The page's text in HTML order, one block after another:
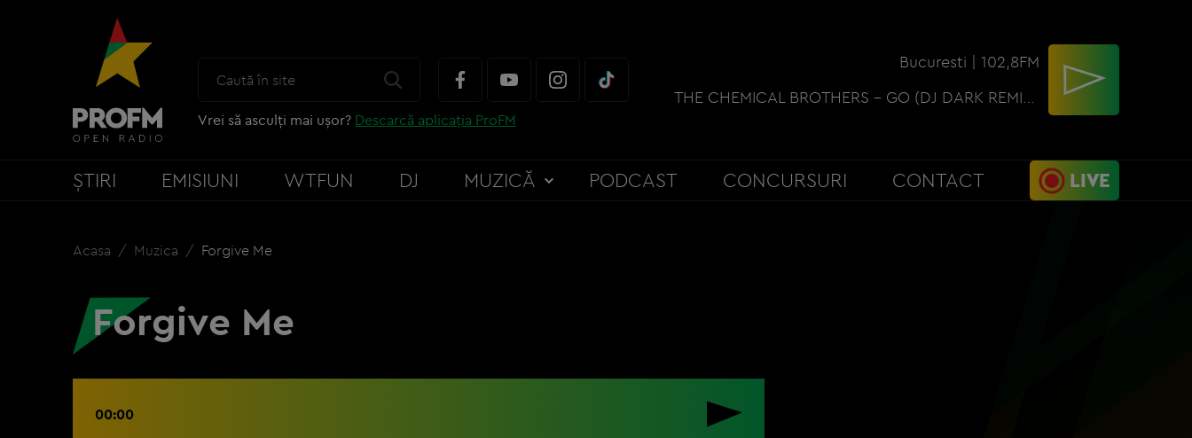
Vrei să asculți mai ușor? Descarcă aplicația ProFM
Bucuresti | 102,8FM
THE CHEMICAL BROTHERS - GO (DJ DARK REMIX) (NEW PW)
ȘTIRI EMISIUNI WTFUN DJ MUZICĂ PODCAST CONCURSURI CONTACT LIVE
Acasa Muzica Forgive Me
Forgive Me
00:00